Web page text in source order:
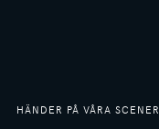
HÄNDER PÅ VÅRA SCENER